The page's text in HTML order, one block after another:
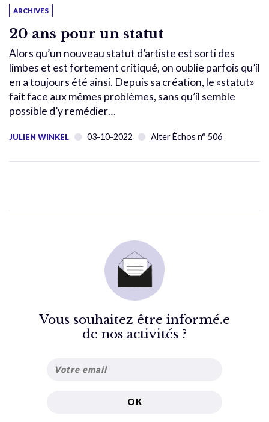
ARCHIVES
20 ans pour un statut
Alors qu’un nouveau statut d’artiste est sorti des
limbes et est fortement critiqué, on oublie parfois qu’il
en a toujours été ainsi. Depuis sa création, le «statut»
fait face aux mêmes problèmes, sans qu’il semble
possible d’y remédier…
JULIEN WINKEL 03-10-2022 Alter Échos n° 506
Vous souhaitez être informé.e
de nos activités ?